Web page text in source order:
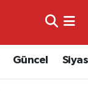
Güncel